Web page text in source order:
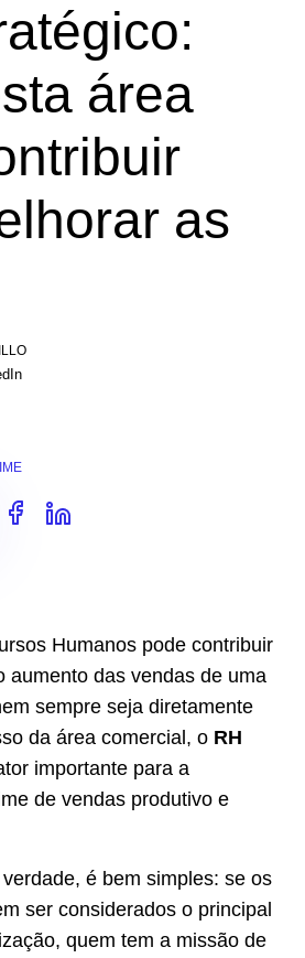
área
as
Humanos pode contribuir
das vendas de uma
sempre seja diretamente
da área comercial, o RH
importante para a
de vendas produtivo e
é bem simples: se os
ser considerados o principal
quem tem a missão de